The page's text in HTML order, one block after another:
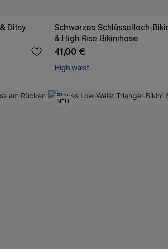
Ditsy
Schwarzes Schlüsselloch-
& High Rise Bikinihose
41,00 €
High waist
NEU